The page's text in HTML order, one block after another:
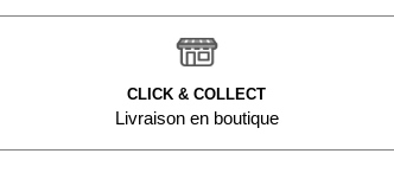
CLICK & COLLECT
Livraison en boutique